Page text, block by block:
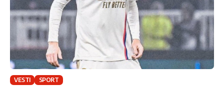
VESTI SPORT